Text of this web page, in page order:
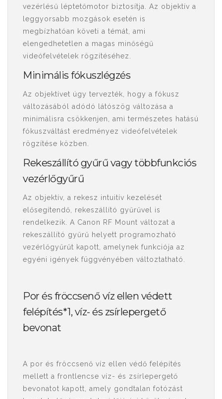
vezérlésű léptetőmotor biztosítja. Az objektív a
leggyorsabb mozgások esetén is
megbízhatóan követi a témát, ami
elengedhetetlen a magas minőségű
videófelvételek rögzítéséhez.
Minimális fókuszlégzés
Az objektívet úgy tervezték, hogy a fókusz
változásából adódó látószög változása a
minimálisra csökkenjen, ami természetes hatású
fókuszváltást eredményez videófelvételek
rögzítése közben.
Rekeszállító gyűrű vagy többfunkciós
vezérlőgyűrű
Az objektív, a rekesz intuitív kezelését
elősegítendő, rekeszállító gyűrűvel is
rendelkezik. A Canon RF Mount változat a
rekeszállító gyűrű helyett programozható
vezérlőgyűrűt kapott, amelynek funkciója az
egyéni igények függvényében változtatható.
Por és fröccsenő víz ellen védett
felépítés*1, víz- és zsírlepergető
bevonat
A por és fröccsenő víz ellen védő felépítés
mellett a frontlencse víz- és zsírlepergető
bevonatot kapott, amely gondtalan fotózást